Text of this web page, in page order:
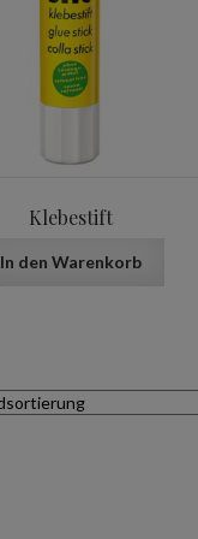
Klebestift
In den Warenkorb